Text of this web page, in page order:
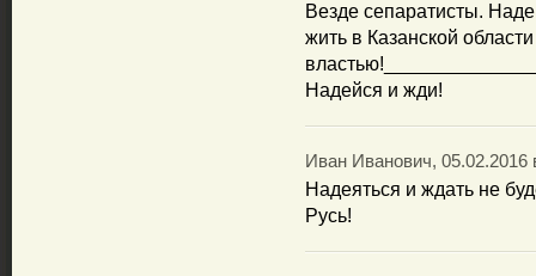
Везде сепаратисты.
жить в Казанской
Надейся и жди!
Иван Иванович, 05.02.2016
Надеяться и ждать не
Русь!